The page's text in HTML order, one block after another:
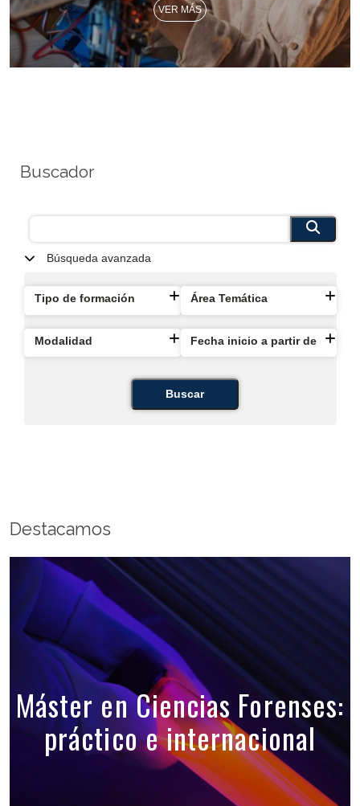
VER MÁS
Buscador
Búsqueda avanzada
Tipo de formación Área Temática
Modalidad Fecha inicio a partir de
Buscar
Destacamos
Máster en Ciencias Forenses:
práctico e internacional